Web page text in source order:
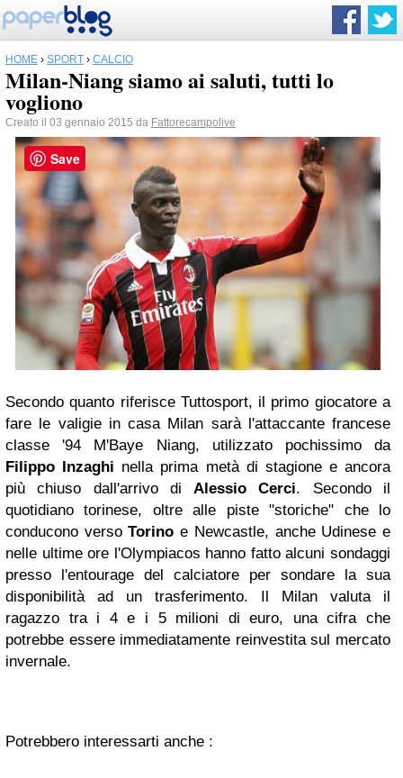
HOME › SPORT › CALCIO
Milan-Niang siamo ai saluti, tutti lo
vogliono
Creato il 03 gennaio 2015 da Fattorecampolive
Secondo quanto riferisce Tuttosport, il primo giocatore a
fare le valigie in casa Milan sarà l'attaccante francese
classe '94 M'Baye Niang, utilizzato pochissimo da
Filippo Inzaghi nella prima metà di stagione e ancora
più chiuso dall'arrivo di Alessio Cerci. Secondo il
quotidiano torinese, oltre alle piste "storiche" che lo
conducono versoTorino e Newcastle, anche Udinese e
nelle ultime ore l'Olympiacos hanno fatto alcuni sondaggi
presso l'entourage del calciatore per sondare la sua
disponibilità ad un trasferimento. Il Milan valuta il
ragazzo tra i 4 e i 5 milioni di euro, una cifra che
potrebbe essere immediatamente reinvestita sul mercato
invernale.
Potrebbero interessarti anche :
Save